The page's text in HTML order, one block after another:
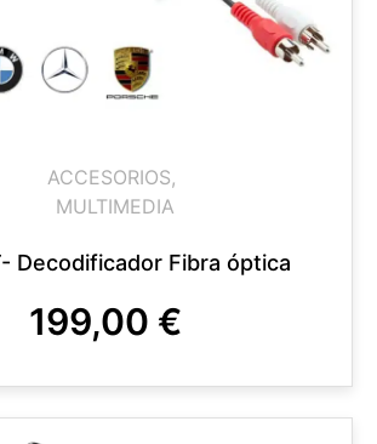
ACCESORIOS,
MULTIMEDIA
Decodificador Fibra óptica
199,00 €